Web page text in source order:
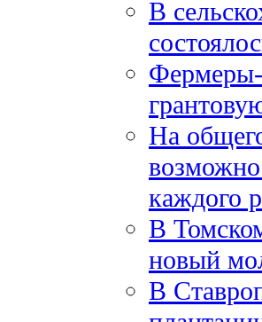
В
Фермеры-
На
каждого
В
новый
В